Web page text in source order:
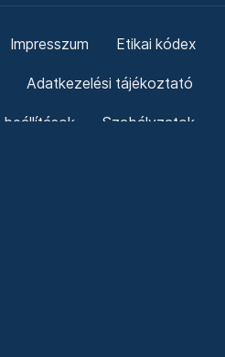
Impresszum Etikai kódex
Adatkezelési tájékoztató
beállítások Szabályzatok